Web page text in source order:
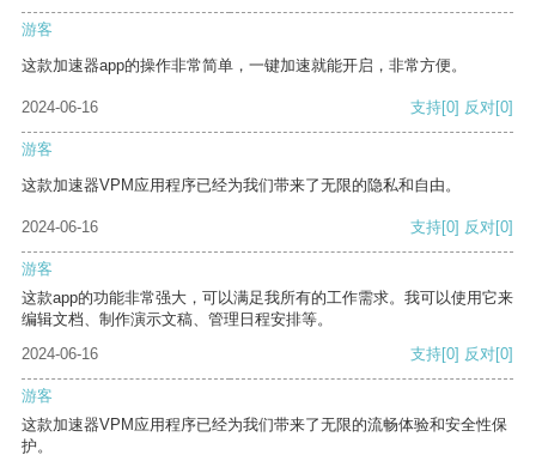
游客
这款加速器app的操作非常简单，一键加速就能开启，非常方便。
2024-06-16 支持[0] 反对[0]
游客
这款加速器VPM应用程序已经为我们带来了无限的隐私和自由。
2024-06-16 支持[0] 反对[0]
游客
这款app的功能非常强大，可以满足我所有的工作需求。我可以使用它来
编辑文档、制作演示文稿、管理日程安排等。
2024-06-16
支持[0] 反对[0]
游客
这款加速器VPM应用程序已经为我们带来了无限的流畅体验和安全性保
护。